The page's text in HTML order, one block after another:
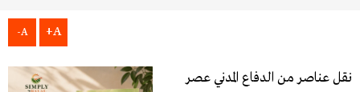
A+
A-
نقل عناصر من الدفاع المدني عصر